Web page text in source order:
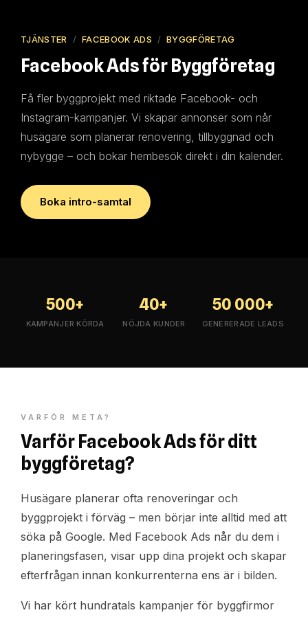
TJÄNSTER / FACEBOOK ADS / BYGGFÖRETAG
Facebook Ads för Byggföretag
Få fler byggprojekt med riktade Facebook- och
Instagram-kampanjer. Vi skapar annonser som når
husägare som planerar renovering, tillbyggnad och
nybygge – och bokar hembesök direkt i din kalender.
Boka intro-samtal
500+
KAMPANJER KÖRDA
40+
NÖJDA KUNDER
50 000+
GENERERADE LEADS
VARFÖR META?
Varför Facebook Ads för ditt
byggföretag?
Husägare planerar ofta renoveringar och
byggprojekt i förväg – men börjar inte alltid med att
söka på Google. Med Facebook Ads når du dem i
planeringsfasen, visar upp dina projekt och skapar
efterfrågan innan konkurrenterna ens är i bilden.
Vi har kört hundratals kampanjer för byggfirmor